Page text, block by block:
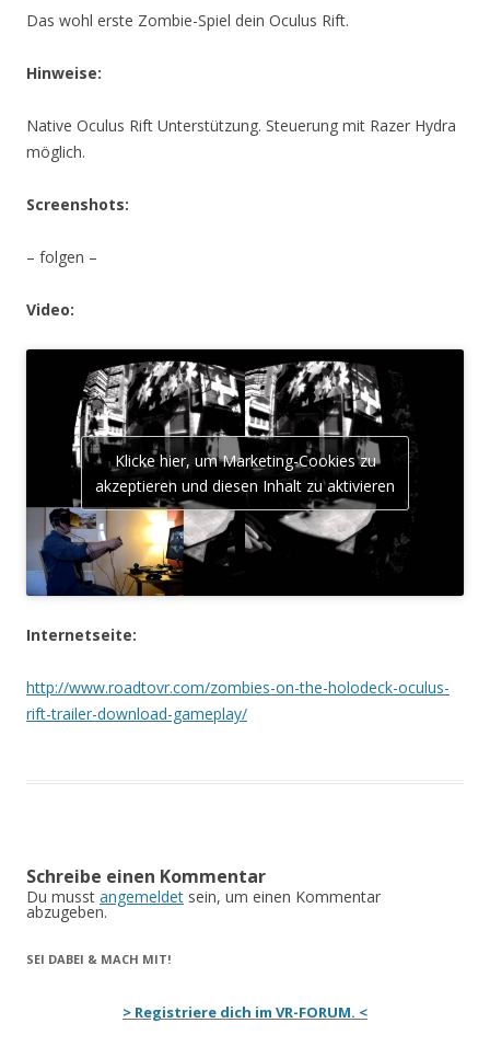
Das wohl erste Zombie-Spiel dein Oculus Rift.
Hinweise:
Native Oculus Rift Unterstützung. Steuerung mit Razer Hydra
möglich.
Screenshots:
– folgen –
Video:
Klicke hier, um Marketing-Cookies zu
akzeptieren und diesen Inhalt zu aktivieren
Internetseite:
http://www.roadtovr.com/zombies-on-the-holodeck-oculus-
rift-trailer-download-gameplay/
Schreibe einen Kommentar
Du musst angemeldet sein, um einen Kommentar
abzugeben.
SEI DABEI & MACH MIT!
> Registriere dich im VR-FORUM. <